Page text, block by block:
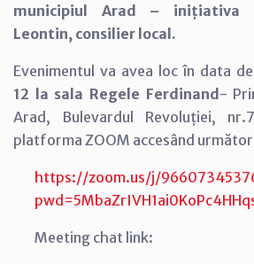
municipiul Arad – inițiativa
Leontin, consilier local.
Evenimentul va avea loc în data de
12 la sala Regele Ferdinand-
Arad, Bulevardul Revoluției,
platforma ZOOM accesând
https://zoom.us/j/
Meeting chat link: